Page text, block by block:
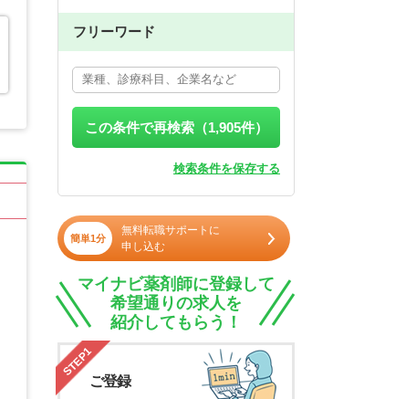
フリーワード
この条件で再検索（1,905件）
検索条件を保存する
簡単1分
無料転職サポートに
申し込む
マイナビ薬剤師に登録して
希望通りの求人を
紹介してもらう！
STEP1
ご登録